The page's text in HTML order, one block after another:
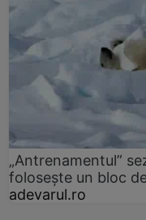
„Antrenamentul”
folosește un bloc
adevarul.ro